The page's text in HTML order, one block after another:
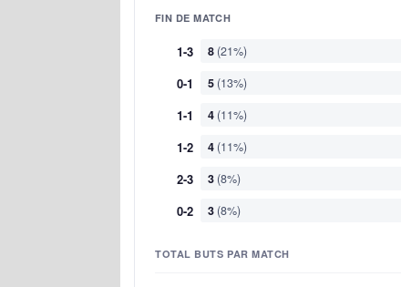
FIN DE MATCH
1-3 8 (21%)
0-1 5 (13%)
1-1 4 (11%)
1-2 4 (11%)
2-3 3 (8%)
0-2 3 (8%)
TOTAL BUTS PAR MATCH